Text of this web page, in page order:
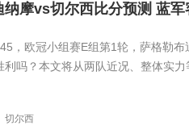
纳摩vs切尔西比分预测 蓝
，欧冠小组赛E组第1轮，萨格勒
吗？本文将从两队近况、整体实力
切尔西